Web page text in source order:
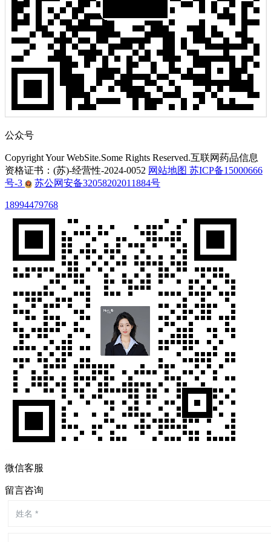
公众号
Copyright Your WebSite.Some Rights Reserved.互联网药品信息
资格证书：(苏)-经营性-2024-0052 网站地图 苏ICP备15000666
号-3
苏公网安备32058202011884号
18994479768
微信客服
留言咨询